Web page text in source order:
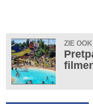
ZIE OOK